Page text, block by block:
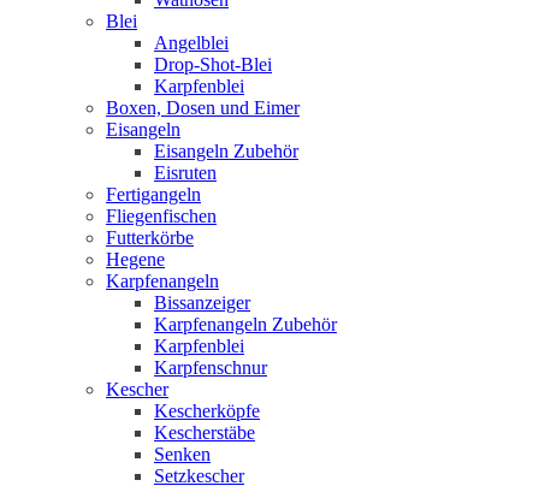
Blei
Angelblei
Drop-Shot-Blei
Karpfenblei
Boxen, Dosen und Eimer
Eisangeln
Eisangeln Zubehör
Eisruten
Fertigangeln
Fliegenfischen
Futterkörbe
Hegene
Karpfenangeln
Bissanzeiger
Karpfenangeln Zubehör
Karpfenblei
Karpfenschnur
Kescher
Kescherköpfe
Kescherstäbe
Senken
Setzkescher